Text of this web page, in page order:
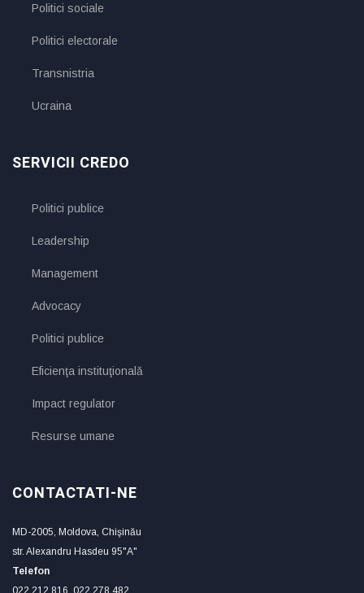
Politici sociale
Politici electorale
Transnistria
Ucraina
SERVICII CREDO
Politici publice
Leadership
Management
Advocacy
Politici publice
Eficienţa instituţională
Impact regulator
Resurse umane
CONTACTATI-NE
MD-2005, Moldova, Chişinău
str. Alexandru Hasdeu 95"A"
Telefon
022 212 816, 022 278 482